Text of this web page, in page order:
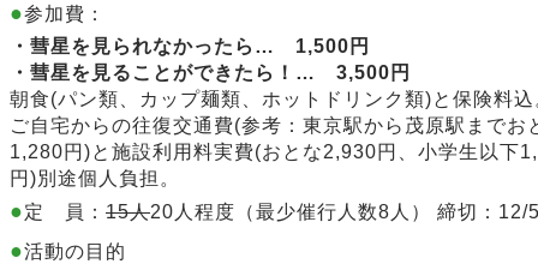
●参加費：
・ 彗星を見られなかったら… 1,500円
・彗星を見ることができたら！ …
3,500円
朝食(パン類、カップ麺類、ホットドリンク類)と保険料込
ご自宅からの往復交通費(参考： 東京駅から茂原駅までお
1,280円 )と施設利用料実費(おとな2,930円、小学生以下
円)別途個人負担。
●定 員： 15人20人程度（最少催行人数8人） 締切：12/
●活動の目的